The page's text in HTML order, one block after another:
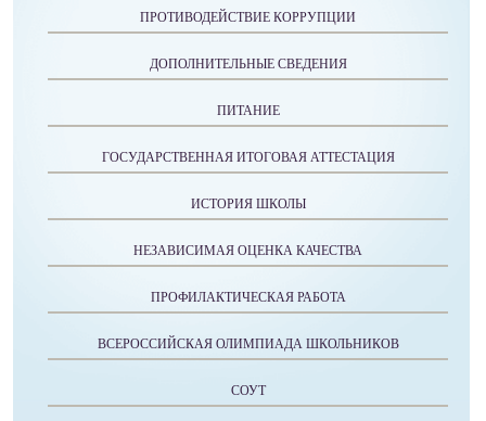
ПРОТИВОДЕЙСТВИЕ КОРРУПЦИИ
ДОПОЛНИТЕЛЬНЫЕ СВЕДЕНИЯ
ПИТАНИЕ
ГОСУДАРСТВЕННАЯ ИТОГОВАЯ АТТЕСТАЦИЯ
ИСТОРИЯ ШКОЛЫ
НЕЗАВИСИМАЯ ОЦЕНКА КАЧЕСТВА
ПРОФИЛАКТИЧЕСКАЯ РАБОТА
ВСЕРОССИЙСКАЯ ОЛИМПИАДА ШКОЛЬНИКОВ
СОУТ